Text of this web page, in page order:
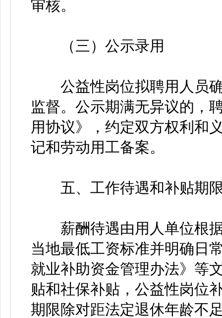
审核。
（三）公示录用
公益性岗位拟聘用人员确
监督。公示期满无异议的，
用协议》，约定双方权利和
记和劳动用工备案。
五、工作待遇和补贴期
薪酬待遇由用人单位根据
当地最低工资标准并明确日
就业补助资金管理办法》等
贴和社保补贴，公益性岗位
期限除对距法定退休年龄不